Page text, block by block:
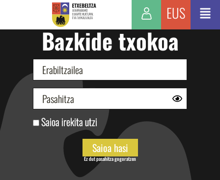
EUS
Bazkide txokoa
Saioa irekita utzi
Ez dut pasahitza gogoratzen